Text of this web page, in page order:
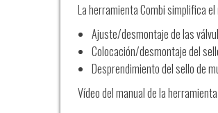
La herramienta Combi simplifica el
Ajuste/desmontaje de las
Colocación/desmontaje del
Desprendimiento del sello de
Vídeo del manual de la